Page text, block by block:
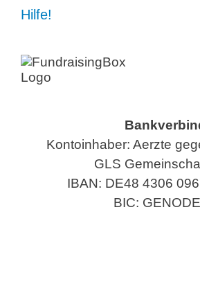
Hilfe!
Kontoinhaber: Aerzte
GLS
IBAN: DE48 4306
BIC: